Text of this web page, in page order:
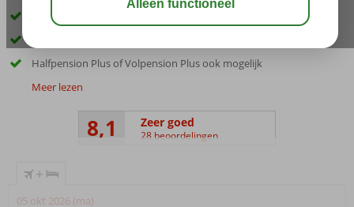
Op loopafstand van het strand
Halfpension Plus of Volpension Plus ook mogelijk
Meer lezen
8,1 Zeer goed
28 beoordelingen
+
05 okt 2026 (ma)